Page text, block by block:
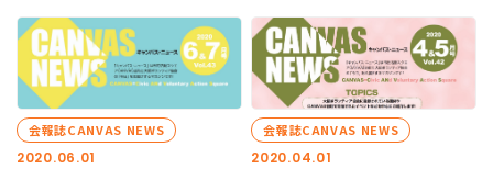
2020.06.01
会報誌CANVAS NEWS
2020.04.01
会報誌CANVAS NEWS